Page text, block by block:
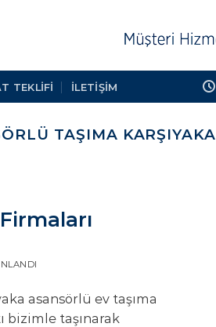
TEKLIFI İLETİŞİM
TAŞIMA KARŞIYAKA
asansörlü ev taşıma
bizimle taşınarak